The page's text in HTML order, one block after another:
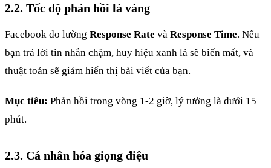
2.2. Tốc độ phản hồi là vàng
Facebook đo lường Response Rate và Response Time. Nếu
bạn trả lời tin nhắn chậm, huy hiệu xanh lá sẽ biến mất, và
thuật toán sẽ giảm hiển thị bài viết của bạn.
Mục tiêu: Phản hồi trong vòng 1-2 giờ, lý tưởng là dưới 15
phút.
2.3. Cá nhân hóa giọng điệu